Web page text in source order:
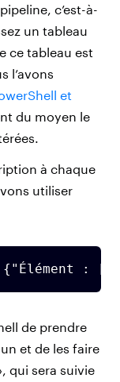
c’est-à-
un tableau
ce tableau est
l’avons
et
du moyen le
à chaque
utiliser
{"Élément :
de prendre
et de les faire
qui sera suivie